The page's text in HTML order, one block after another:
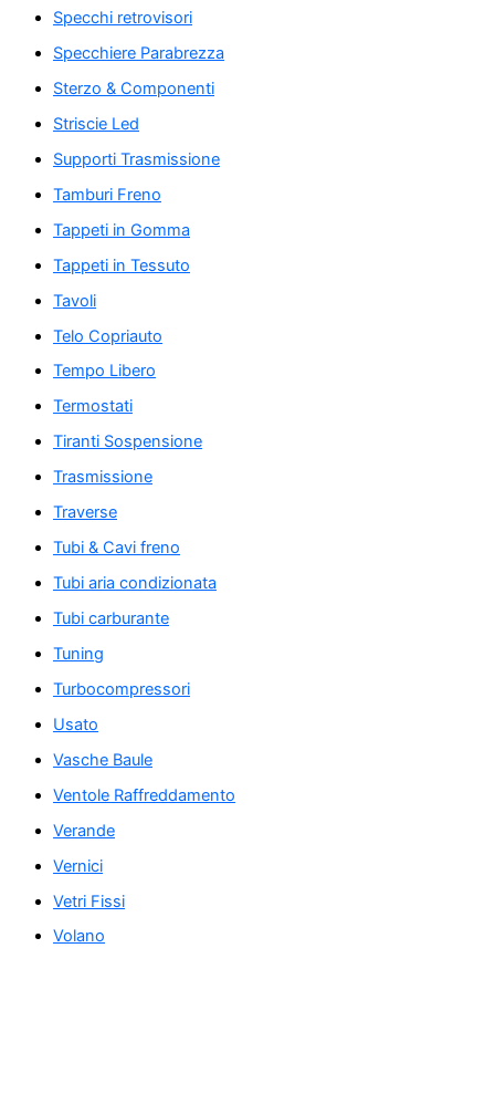
Specchi retrovisori
Specchiere Parabrezza
Sterzo & Componenti
Striscie Led
Supporti Trasmissione
Tamburi Freno
Tappeti in Gomma
Tappeti in Tessuto
Tavoli
Telo Copriauto
Tempo Libero
Termostati
Tiranti Sospensione
Trasmissione
Traverse
Tubi & Cavi freno
Tubi aria condizionata
Tubi carburante
Tuning
Turbocompressori
Usato
Vasche Baule
Ventole Raffreddamento
Verande
Vernici
Vetri Fissi
Volano